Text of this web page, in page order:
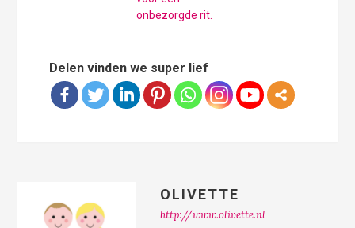
onbezorgde rit.
Delen vinden we super lief
OLIVETTE
http://www.olivette.nl